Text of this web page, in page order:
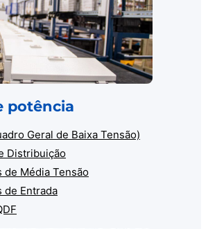
potência
Geral de Baixa Tensão)
Distribuição
de Média Tensão
de Entrada